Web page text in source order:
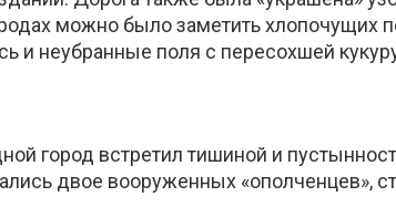
можно было заметить хлопочущих
и неубранные поля с пересохшей
город встретил тишиной и
двое вооруженных «ополченцев»,